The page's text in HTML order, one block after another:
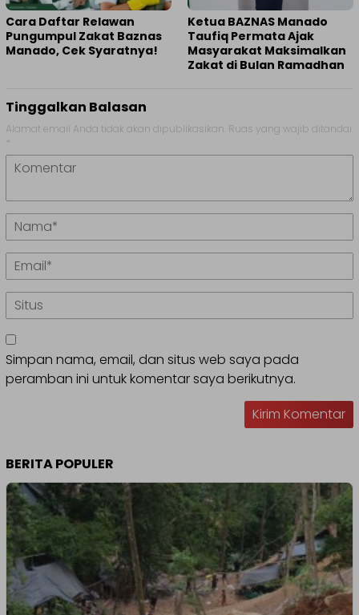
Cara Daftar Relawan
Pungumpul Zakat Baznas
Manado, Cek Syaratnya!
Ketua BAZNAS Manado
Taufiq Permata Ajak
Masyarakat Maksimalkan
Zakat di Bulan Ramadhan
Tinggalkan Balasan
Alamat email Anda tidak akan dipublikasikan. Ruas yang wajib ditandai
*
Simpan nama, email, dan situs web saya pada
peramban ini untuk komentar saya berikutnya.
BERITA POPULER